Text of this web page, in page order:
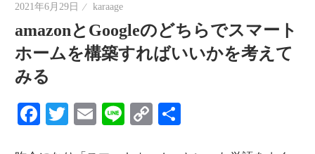
ン
ル
で
役
立
2021年6月29日 karaage
amazonとGoogleのどちらでスマート
ホームを構築すればいいかを考えて
みる
Facebook
Twitter
EmailLineCopy